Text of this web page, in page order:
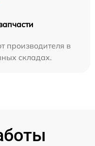
производителя в
складах.